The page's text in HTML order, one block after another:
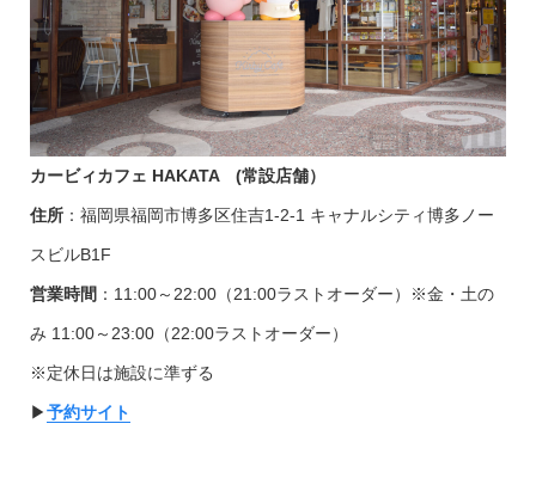
カービィカフェ HAKATA (常設店舗）
住所：福岡県福岡市博多区住吉1-2-1 キャナルシティ博多ノー
スビルB1F
営業時間 ：11:00～22:00（21:00ラストオーダー）※金・土の
み 11:00～23:00（22:00ラストオーダー）
※定休日は施設に準ずる
▶︎予約サイト